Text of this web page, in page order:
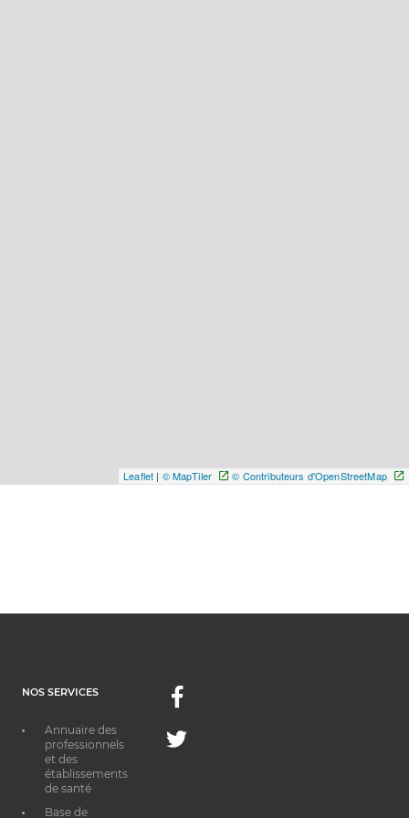
Leaflet | © MapTiler © Contributeurs d'OpenStreetMap
NOS SERVICES
Annuaire des
professionnels
et des
établissements
de santé
Base de
Facebook
Twitter